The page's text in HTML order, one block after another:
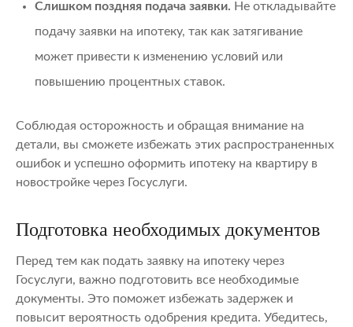
Слишком поздняя подача заявки. Не откладывайте
подачу заявки на ипотеку, так как затягивание
может привести к изменению условий или
повышению процентных ставок.
Соблюдая осторожность и обращая внимание на
детали, вы сможете избежать этих распространенных
ошибок и успешно оформить ипотеку на квартиру в
новостройке через Госуслуги.
Подготовка необходимых документов
Перед тем как подать заявку на ипотеку через
Госуслуги, важно подготовить все необходимые
документы. Это поможет избежать задержек и
повысит вероятность одобрения кредита. Убедитесь,